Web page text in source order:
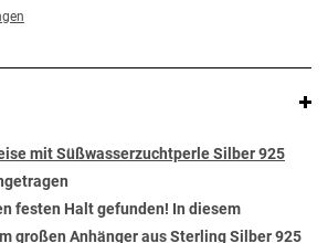
mit Süßwasserzuchtperle Silber 925
festen Halt gefunden! In diesem
großen Anhänger aus Sterling Silber 925